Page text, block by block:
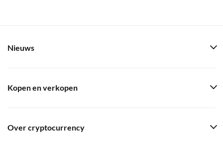
Nieuws
Kopen en verkopen
Over cryptocurrency